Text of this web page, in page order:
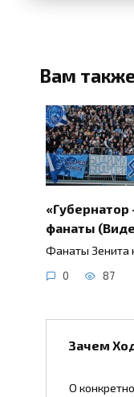
Вам
фанаты
Фанаты Зенита
0 87
Зачем
О